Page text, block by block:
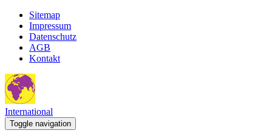
Sitemap
Impressum
Datenschutz
AGB
Kontakt
International
Toggle navigation